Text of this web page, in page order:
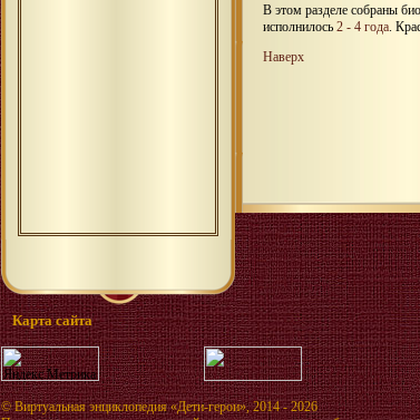
В этом разделе собраны
исполнилось 2 - 4 года .
Наверх
Карта сайта
©Виртуальная энциклопедия «Дети-герои», 2014 - 2026